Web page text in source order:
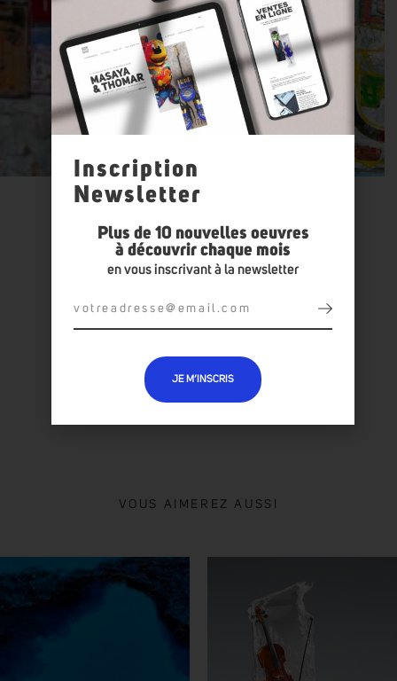
TOUTES LES OEUVRES :
VOUS AIMEREZ AUSSI
Inscription
Newsletter
Plus de 10 nouvelles oeuvres
à découvrir chaque mois
en vous inscrivant à la newsletter
JE M’INSCRIS